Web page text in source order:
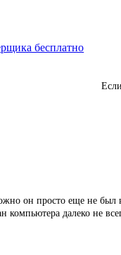
бесплатно
он просто еще не был
компьютера далеко не